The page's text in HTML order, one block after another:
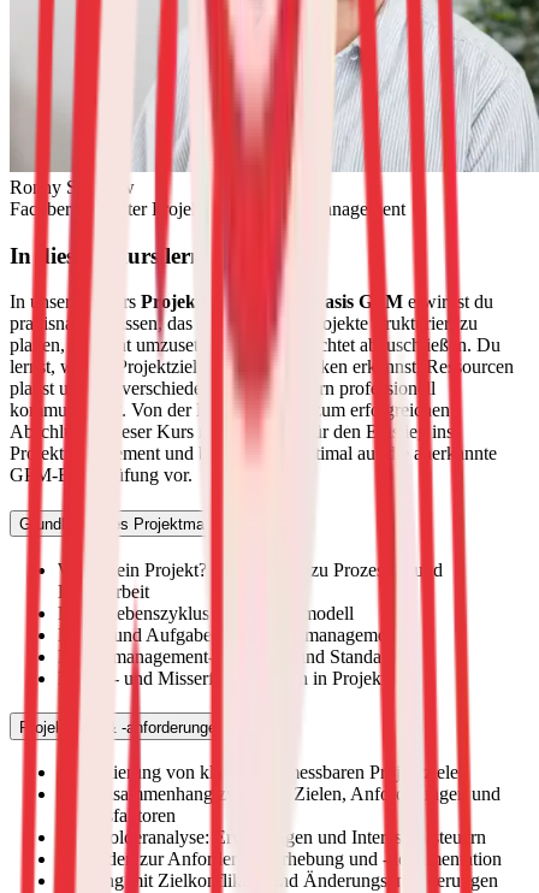
Ronny Strehlow
Fachbereichsleiter Projekt- und Changemanagement
In diesem Kurs lernst Du
In unserem Kurs Projektmanagement Basis GPM erwirbst du
praxisnahes Wissen, das dich befähigt, Projekte strukturiert zu
planen, effizient umzusetzen und zielgerichtet abzuschließen. Du
lernst, wie du Projektziele definierst, Risiken erkennst, Ressourcen
planst und mit verschiedenen Stakeholdern professionell
kommunizierst. Von der Projektidee bis zum erfolgreichen
Abschluss – dieser Kurs macht dich fit für den Einstieg ins
Projektmanagement und bereitet dich optimal auf die anerkannte
GPM-Basisprüfung vor.
Grundlagen des Projektmanagements
Was ist ein Projekt? Abgrenzung zu Prozessen und
Linienarbeit
Projektlebenszyklus und Phasenmodell
Rollen und Aufgaben im Projektmanagement
Projektmanagement-Methoden und Standards
Erfolgs- und Misserfolgsfaktoren in Projekten
Projektziele & -anforderungen
Formulierung von klaren und messbaren Projektzielen
Der Zusammenhang zwischen Zielen, Anforderungen und
Erfolgsfaktoren
Stakeholderanalyse: Erwartungen und Interessen steuern
Methoden zur Anforderungserhebung und -dokumentation
Umgang mit Zielkonflikten und Änderungsanforderungen